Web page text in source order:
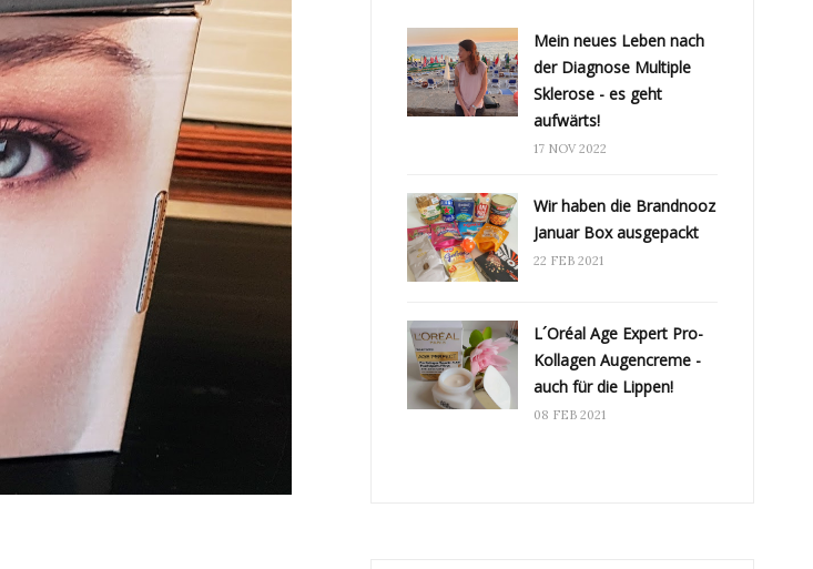
Mein neues Leben nach
der Diagnose Multiple
Sklerose - es geht
aufwärts!
17 NOV 2022
Wir haben die Brandnooz
Januar Box ausgepackt
22 FEB 2021
L´Oréal Age Expert Pro-
Kollagen Augencreme -
auch für die Lippen!
08 FEB 2021